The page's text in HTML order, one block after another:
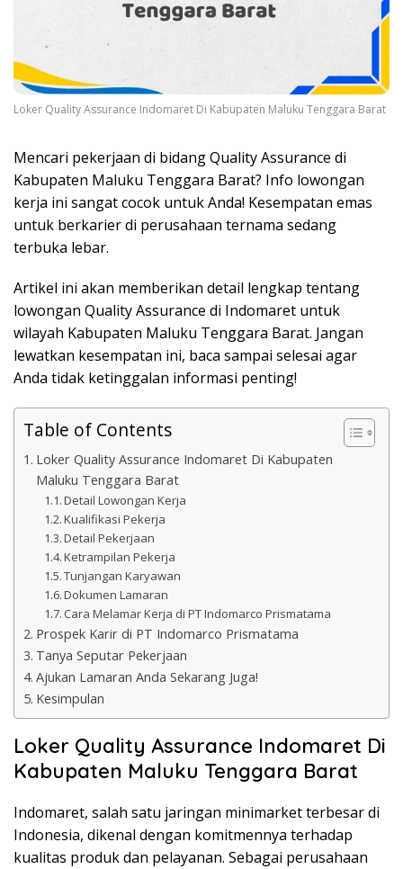
Loker Quality Assurance Indomaret Di Kabupaten Maluku Tenggara Barat
Mencari pekerjaan di bidang Quality Assurance di
Kabupaten Maluku Tenggara Barat? Info lowongan
kerja ini sangat cocok untuk Anda! Kesempatan emas
untuk berkarier di perusahaan ternama sedang
terbuka lebar.
Artikel ini akan memberikan detail lengkap tentang
lowongan Quality Assurance di Indomaret untuk
wilayah Kabupaten Maluku Tenggara Barat. Jangan
lewatkan kesempatan ini, baca sampai selesai agar
Anda tidak ketinggalan informasi penting!
Table of Contents
Loker Quality Assurance Indomaret Di Kabupaten
Maluku Tenggara Barat
Detail Lowongan Kerja
Kualifikasi Pekerja
Detail Pekerjaan
Ketrampilan Pekerja
Tunjangan Karyawan
Dokumen Lamaran
Cara Melamar Kerja di PT Indomarco Prismatama
Prospek Karir di PT Indomarco Prismatama
Tanya Seputar Pekerjaan
Ajukan Lamaran Anda Sekarang Juga!
Kesimpulan
Loker Quality Assurance Indomaret Di
Kabupaten Maluku Tenggara Barat
Indomaret, salah satu jaringan minimarket terbesar di
Indonesia, dikenal dengan komitmennya terhadap
kualitas produk dan pelayanan. Sebagai perusahaan